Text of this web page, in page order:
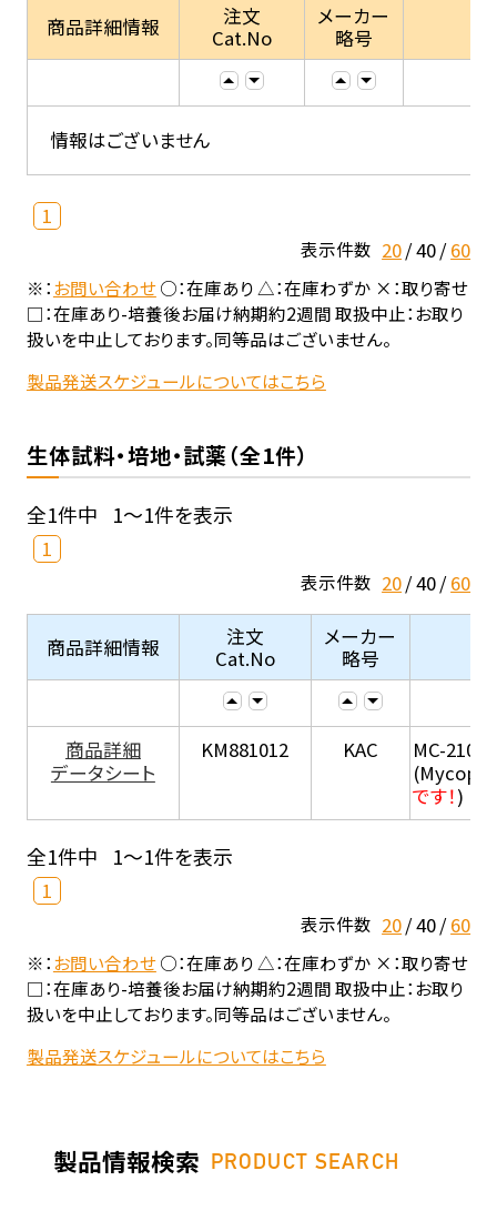
商品詳細情報
注文
Cat.No
メーカー
略号
情報はございません
1
表示件数 20 40 60
※：お問い合わせ○：在庫あり △：在庫わずか ×：取り寄せ
□：在庫あり-培養後お届け納期約2週間 取扱中止：お取り
扱いを中止しております。同等品はございません。
製品発送スケジュールについてはこちら
生体試料・培地・試薬（全1件）
全1件中 1～1件を表示
1
表示件数 20 40 60
商品詳細情報
注文
Cat.No
メーカー
略号
商品詳細
データシート
KM881012 KAC
MC-210 (
です！)
全1件中 1～1件を表示
1
表示件数 20 40 60
※：お問い合わせ○：在庫あり △：在庫わずか ×：取り寄せ
□：在庫あり-培養後お届け納期約2週間 取扱中止：お取り
扱いを中止しております。同等品はございません。
製品発送スケジュールについてはこちら
製品情報検索 PRODUCT SEARCH